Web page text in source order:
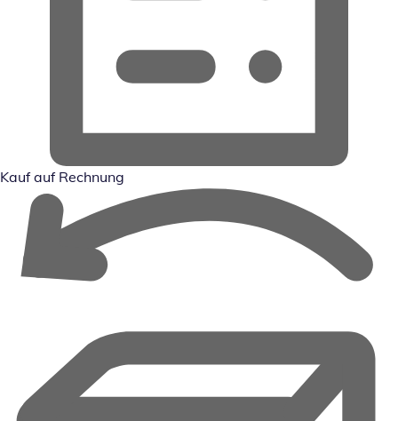
Kauf auf Rechnung